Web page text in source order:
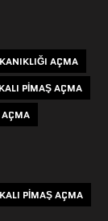
AÇMA
PIMAŞ AÇMA
AÇMA
PIMAŞ AÇMA